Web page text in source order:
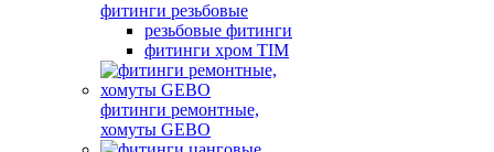
фитинги резьбовые
резьбовые фитинги
фитинги хром TIM
фитинги ремонтные,
хомуты GEBO